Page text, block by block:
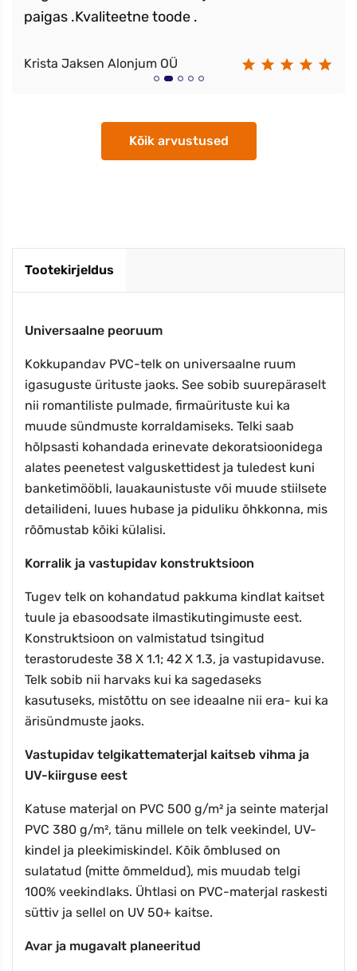
paigas .Kvaliteetne toode .
Krista Jaksen Alonjum OÜ
Kõik arvustused
Tootekirjeldus
Universaalne peoruum
Kokkupandav PVC-telk on universaalne ruum
igasuguste ürituste jaoks. See sobib suurepäraselt
nii romantiliste pulmade, firmaürituste kui ka
muude sündmuste korraldamiseks. Telki saab
hõlpsasti kohandada erinevate dekoratsioonidega
alates peenetest valguskettidest ja tuledest kuni
banketimööbli, lauakaunistuste või muude stiilsete
detailideni, luues hubase ja piduliku õhkkonna, mis
rõõmustab kõiki külalisi.
Korralik ja vastupidav konstruktsioon
Tugev telk on kohandatud pakkuma kindlat kaitset
tuule ja ebasoodsate ilmastikutingimuste eest.
Konstruktsioon on valmistatud tsingitud
terastorudeste 38 X 1.1; 42 X 1.3, ja vastupidavuse.
Telk sobib nii harvaks kui ka sagedaseks
kasutuseks, mistõttu on see ideaalne nii era- kui ka
ärisündmuste jaoks.
Vastupidav telgikattematerjal kaitseb vihma ja
UV-kiirguse eest
Katuse materjal on PVC 500 g/m² ja seinte materjal
PVC 380 g/m², tänu millele on telk veekindel, UV-
kindel ja pleekimiskindel. Kõik õmblused on
sulatatud (mitte õmmeldud), mis muudab telgi
100% veekindlaks. Ühtlasi on PVC-materjal raskesti
süttiv ja sellel on UV 50+ kaitse.
Avar ja mugavalt planeeritud